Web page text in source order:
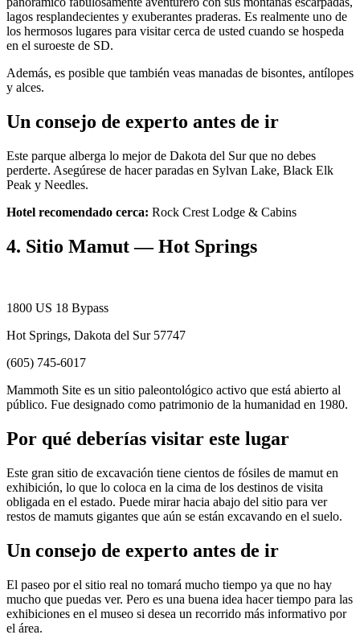
lagos resplandecientes y exuberantes praderas. Es realmente uno de
los hermosos lugares para visitar cerca de usted cuando se hospeda
en el suroeste de SD.
Además, es posible que también veas manadas de bisontes, antílopes
y alces.
Un consejo de experto antes de ir
Este parque alberga lo mejor de Dakota del Sur que no debes
perderte. Asegúrese de hacer paradas en Sylvan Lake, Black Elk
Peak y Needles.
Hotel recomendado cerca: Rock Crest Lodge & Cabins
4. Sitio Mamut — Hot Springs
1800 US 18 Bypass
Hot Springs, Dakota del Sur 57747
(605) 745-6017
Mammoth Site es un sitio paleontológico activo que está abierto al
público. Fue designado como patrimonio de la humanidad en 1980.
Por qué deberías visitar este lugar
Este gran sitio de excavación tiene cientos de fósiles de mamut en
exhibición, lo que lo coloca en la cima de los destinos de visita
obligada en el estado. Puede mirar hacia abajo del sitio para ver
restos de mamuts gigantes que aún se están excavando en el suelo.
Un consejo de experto antes de ir
El paseo por el sitio real no tomará mucho tiempo ya que no hay
mucho que puedas ver. Pero es una buena idea hacer tiempo para las
exhibiciones en el museo si desea un recorrido más informativo por
el área.